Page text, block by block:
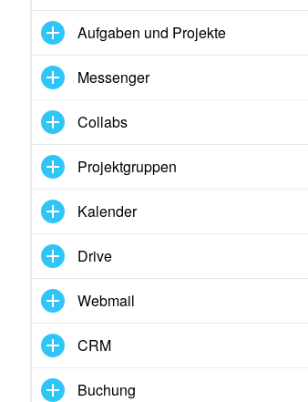
Aufgaben und Projekte
Messenger
Collabs
Projektgruppen
Kalender
Drive
Webmail
CRM
Buchung